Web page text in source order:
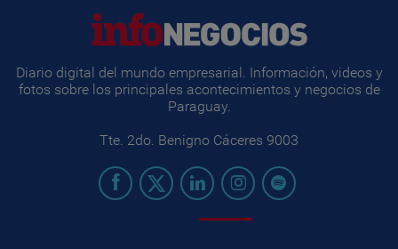
Diario digital del mundo empresarial. Información, videos y
fotos sobre los principales acontecimientos y negocios de
Paraguay.
Tte. 2do. Benigno Cáceres 9003